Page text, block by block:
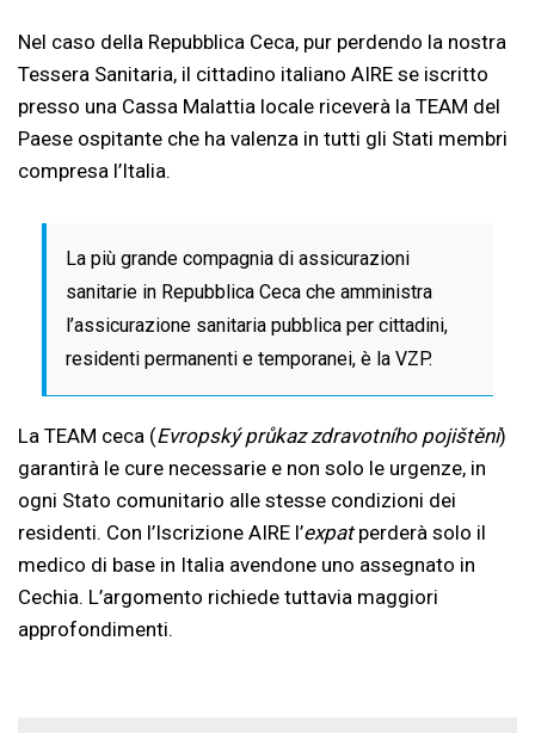
Nel caso della Repubblica Ceca, pur perdendo la nostra
Tessera Sanitaria, il cittadino italiano AIRE se iscritto
presso una Cassa Malattia locale riceverà la TEAM del
Paese ospitante che ha valenza in tutti gli Stati membri
compresa l’Italia.
La più grande compagnia di assicurazioni
sanitarie in Repubblica Ceca che amministra
l’assicurazione sanitaria pubblica per cittadini,
residenti permanenti e temporanei, è la VZP.
La TEAM ceca (Evropský průkaz zdravotního pojištění)
garantirà le cure necessarie e non solo le urgenze, in
ogni Stato comunitario alle stesse condizioni dei
residenti. Con l’Iscrizione AIRE l’expatperderà solo il
medico di base in Italia avendone uno assegnato in
Cechia. L’argomento richiede tuttavia maggiori
approfondimenti.